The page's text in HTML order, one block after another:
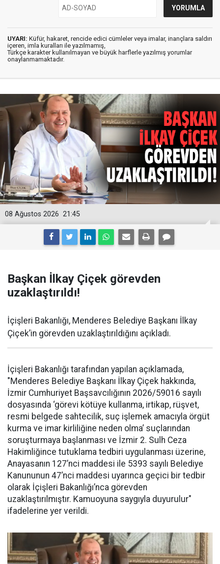
UYARI: Küfür, hakaret, rencide edici cümleler veya imalar, inançlara saldırı
içeren, imla kuralları ile yazılmamış,
Türkçe karakter kullanılmayan ve büyük harflerle yazılmış yorumlar
onaylanmamaktadır.
21:45
08 Ağustos 2026
Başkan İlkay Çiçek görevden
uzaklaştırıldı!
İçişleri Bakanlığı, Menderes Belediye Başkanı İlkay
Çiçek’in görevden uzaklaştırıldığını açıkladı.
İçişleri Bakanlığı tarafından yapılan açıklamada,
"Menderes Belediye Başkanı İlkay Çiçek hakkında,
İzmir Cumhuriyet Başsavcılığının 2026/59016 sayılı
dosyasında ‘görevi kötüye kullanma, irtikap, rüşvet,
resmi belgede sahtecilik, suç işlemek amacıyla örgüt
kurma ve imar kirliliğine neden olma’ suçlarından
soruşturmaya başlanması ve İzmir 2. Sulh Ceza
Hakimliğince tutuklama tedbiri uygulanması üzerine,
Anayasanın 127’nci maddesi ile 5393 sayılı Belediye
Kanununun 47’nci maddesi uyarınca geçici bir tedbir
olarak İçişleri Bakanlığı’nca görevden
uzaklaştırılmıştır. Kamuoyuna saygıyla duyurulur"
ifadelerine yer verildi.